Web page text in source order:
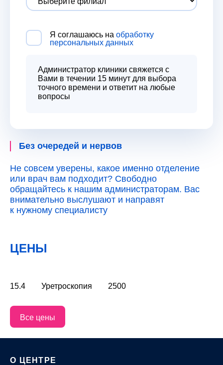
Я соглашаюсь на обработку
персональных данных
Администратор клиники свяжется с
Вами в течении 15 минут для выбора
точного времени и ответит на любые
вопросы
Без очередей и нервов
Не совсем уверены, какое именно отделение
или врач вам подходит? Свободно
обращайтесь к нашим администраторам. Вас
внимательно выслушают и направят
к нужному специалисту
ЦЕНЫ
15.4 Уретроскопия 2500
Все цены
О ЦЕНТРЕ